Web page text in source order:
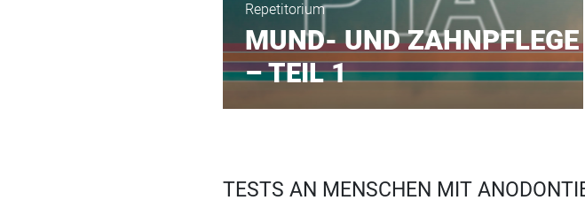
Repetitorium
MUND- UND ZAHNPFLEGE
– TEIL 1
TESTS AN MENSCHEN MIT